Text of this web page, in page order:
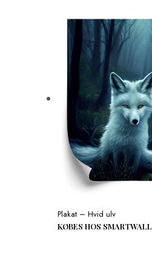
Plakat – Hvid ulv
KØBES HOS SMARTWALL